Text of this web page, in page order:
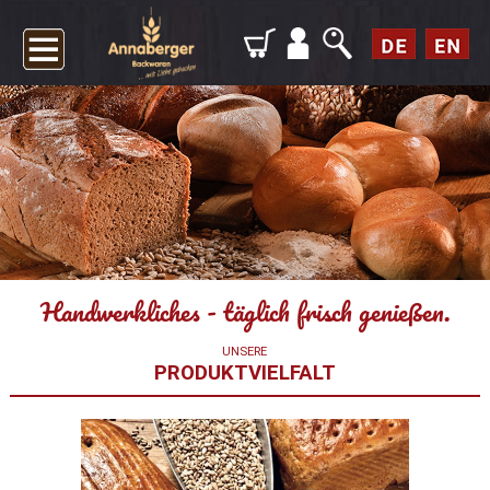
Handwerkliches - täglich frisch genießen.
UNSERE
PRODUKTVIELFALT